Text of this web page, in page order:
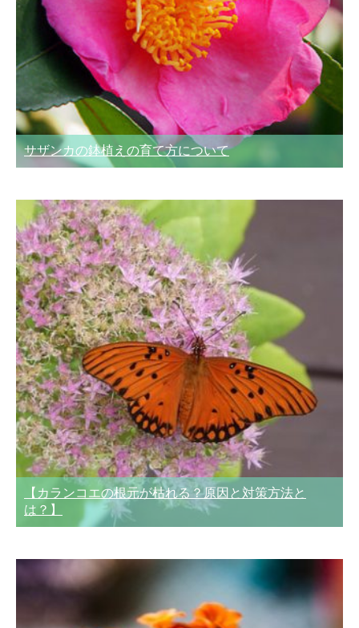
サザンカの鉢植えの育て方について
【カランコエの根元が枯れる？原因と対策方法と
は？】